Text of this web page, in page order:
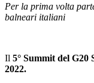
Per la prima volta
balneari italiani
Il 5° Summit del G20
2022.